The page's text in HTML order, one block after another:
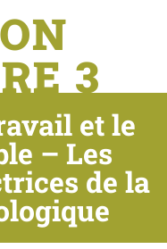
3
et le
– Les
de la